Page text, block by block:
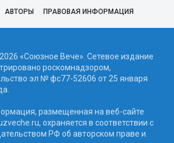
АВТОРЫ ПРАВОВАЯ ИНФОРМАЦИЯ
«Союзное Вече». Сетевое издание
роскомнадзором,
эл № фc77-52606 от 25 января
размещенная на веб-сайте
охраняется в соответствии с
РФ об авторском праве и